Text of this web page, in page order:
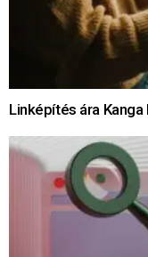
Linképítés ára